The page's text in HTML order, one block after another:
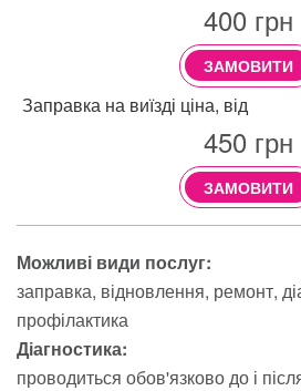
400грн
ЗАМОВИТИ
Заправка на виїзді ціна, від
450грн
ЗАМОВИТИ
Можливі види послуг:
заправка відновлення ремонт
профілактика
Діагностика:
проводиться обов'язково до і